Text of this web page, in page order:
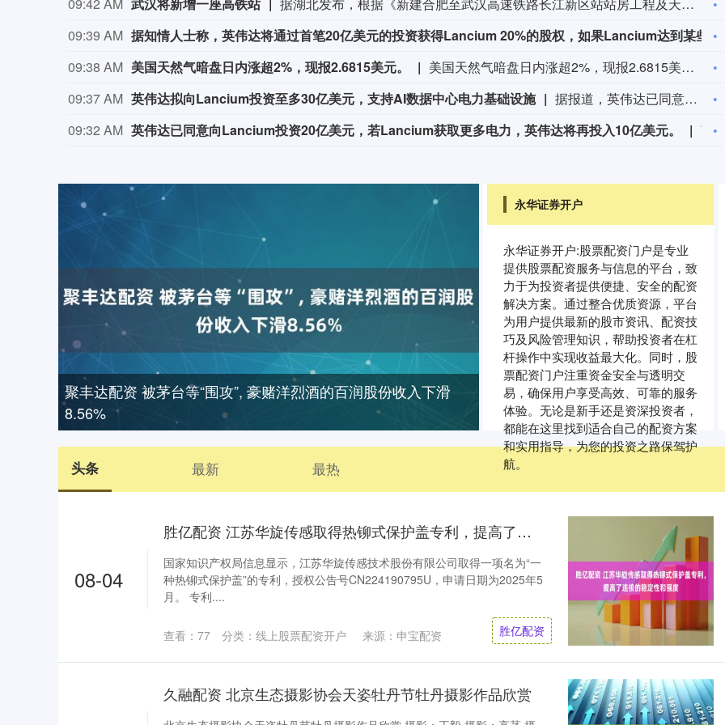
09:39 AM
据知情人士称，英伟达将通过首笔20亿美元的投资获得Lancium 20%的股权，如果Lancium达到某些阈值，其持股比例可能随再追加的10亿美元投资而增加。
09:38 AM 美国天然气暗盘日内涨超2%，现报2.6815美元。
美国天然气暗盘日内涨超2%，现报2.6815美元。
09:37 AM 英伟达拟向Lancium投资至多30亿美元，支持AI数据中心电力基础设施
据报道，英伟达已同意向电力基础设施开发商Lancium投资20亿美元，并承诺在该公司获得更多规划电力资源后追加投资10亿美元。据悉，此次交易对Lancium及其土地和电力连接资产的企业价值估值约为100亿美元，其中包括投资金额及债务。Lancium是由黑石集团支持的电力基础设施企业，负责开发位于美国得克萨斯州、服务于OpenAI和甲骨文AI园区的电力基础设施项目。
09:32 AM 英伟达已同意向Lancium投资20亿美元，若Lancium获取更多电力，英伟达将再投入10亿美元。 英伟达已同意向Lancium投资20亿美元，若Lancium获取更多
聚丰达配资 被茅台等“围攻”, 豪赌洋烈酒的百润股份收入下滑
8.56%
永华证券开户
永华证券开户:股票配资门户是专业
提供股票配资服务与信息的平台，致
力于为投资者提供便捷、安全的配资
解决方案。通过整合优质资源，平台
为用户提供最新的股市资讯、配资技
巧及风险管理知识，帮助投资者在杠
杆操作中实现收益最大化。同时，股
票配资门户注重资金安全与透明交
易，确保用户享受高效、可靠的服务
体验。无论是新手还是资深投资者，
都能在这里找到适合自己的配资方案
和实用指导，为您的投资之路保驾护
航。
头条 最新 最热
08-04
胜亿配资 江苏华旋传感取得热铆式保护盖专利，提高了连接的稳定性和强度
国家知识产权局信息显示，江苏华旋传感技术股份有限公司取得一项名为“一
种热铆式保护盖”的专利，授权公告号CN224190795U，申请日期为2025年5
月。 专利....
来源：申宝配资
查看： 77 分类： 线上股票配资开户 胜亿配资
久融配资 北京生态摄影协会天姿牡丹节牡丹摄影作品欣赏